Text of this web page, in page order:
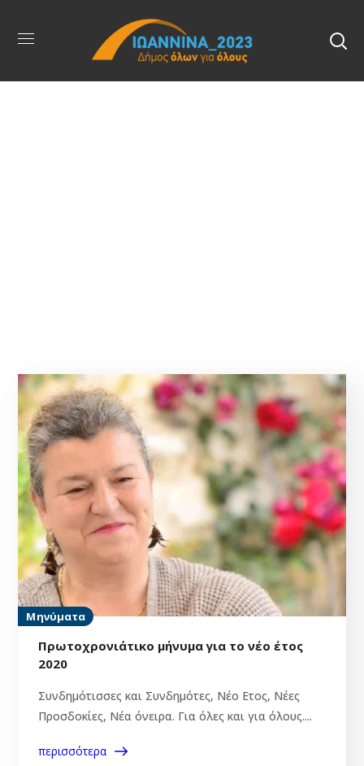
Μηνύματα
Πρωτοχρονιάτικο μήνυμα για το νέο έτος
2020
Συνδημότισσες και Συνδημότες, Νέο Ετος, Νέες
Προσδοκίες, Νέα όνειρα. Για όλες και για όλους....
περισσότερα